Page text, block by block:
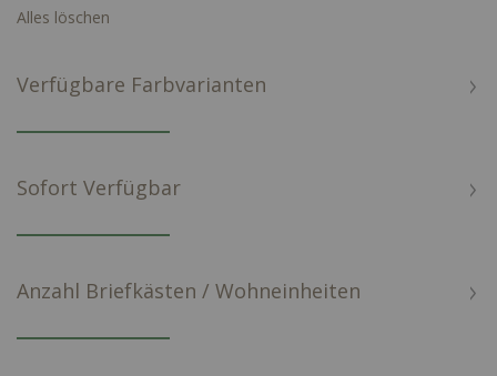
Alles löschen
Verfügbare Farbvarianten
Sofort Verfügbar
Anzahl Briefkästen / Wohneinheiten